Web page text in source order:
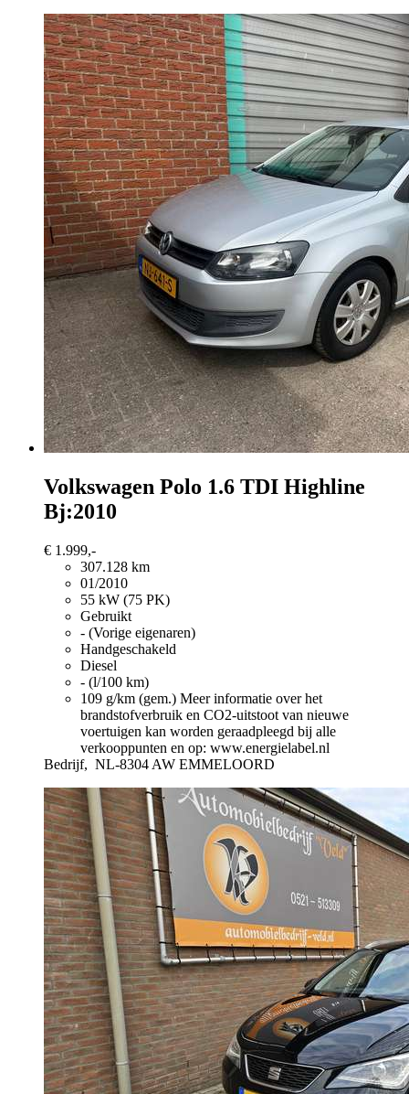
Volkswagen Polo 1.6 TDI Highline
Bj:2010
€ 1.999,-
307.128 km
01/2010
55 kW (75 PK)
Gebruikt
- (Vorige eigenaren)
Handgeschakeld
Diesel
- (l/100 km)
109 g/km (gem.) Meer informatie over het
brandstofverbruik en CO2-uitstoot van nieuwe
voertuigen kan worden geraadpleegd bij alle
verkooppunten en op: www.energielabel.nl
Bedrijf, NL-8304 AW EMMELOORD